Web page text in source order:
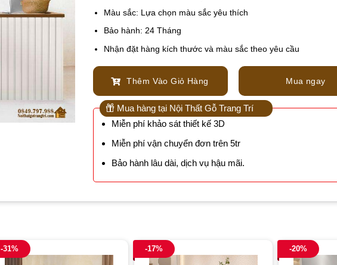
Màu sắc: Lựa chọn màu sắc yêu thích
Bảo hành: 24 Tháng
Nhận đặt hàng kích thước và màu sắc theo yêu cầu
Thêm Vào Giỏ Hàng Mua ngay
Mua hàng tại Nội Thất Gỗ Trang Trí
Miễn phí khảo sát thiết kế 3D
Miễn phí vận chuyển đơn trên 5tr
Bảo hành lâu dài, dịch vụ hậu mãi.
-31% -17% -20%